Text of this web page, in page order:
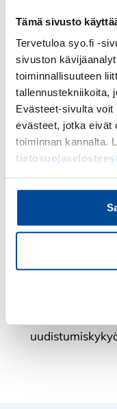
Tämä sivusto
Tervetuloa syo.fi -
sivuston
toiminnallisuuteen
tallennustekniikoita,
Evästeet-sivulta
evästeet, jotka eivät
toiminnan kannalta.
saa käytännön
markkinoinnin
vahvistaa
rohkaistuu
osaamisen
tehdä
vahvistaa
parantaa